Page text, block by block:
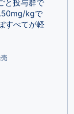
と投与群で
kgで
すべてが軽